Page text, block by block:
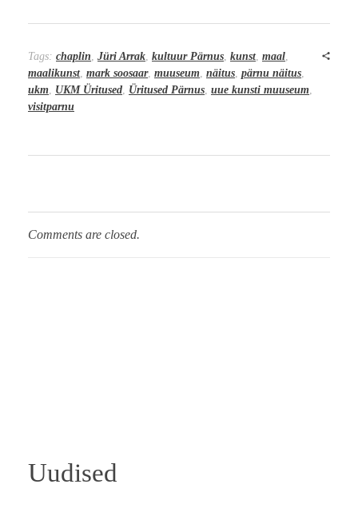
Tags: chaplin Jüri Arrak kultuur Pärnus kunst, maal
maalikunst, mark soosaar, muuseum näitus pärnu näitus
ukm UKM Üritused Üritused Pärnus uue kunsti muuseum
visitparnu
Comments are closed.
Uudised